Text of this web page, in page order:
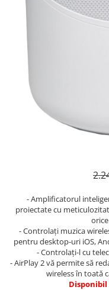
- Amplificatorul
proiectate cu
- Controlați muzica
pentru desktop-uri iOS,
- Controlați-l cu
- AirPlay 2 vă permite să
wireless în toată
Disponibil